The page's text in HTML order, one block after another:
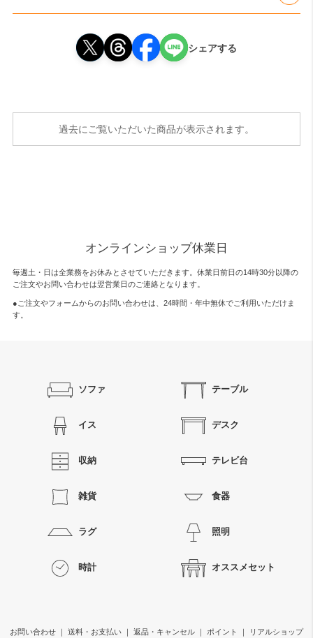
シェアする
過去にご覧いただいた商品が表示されます。
オンラインショップ休業日
毎週土・日は全業務をお休みとさせていただきます。休業日前日の14時30分以降の
ご注文やお問い合わせは翌営業日のご連絡となります。
●ご注文やフォームからのお問い合わせは、 24時間・年中無休でご利用いただけま
す。
ソファ テーブル
イス デスク
収納 テレビ台
雑貨 食器
ラグ 照明
時計 オススメセット
お問い合わせ ｜ 送料・お支払い ｜ 返品・キャンセル ｜ ポイント ｜ リアルショップ